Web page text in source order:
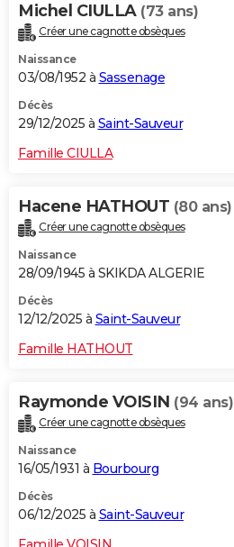
Michel CIULLA (73 ans)
Créer une cagnotte obsèques
Naissance
03/08/1952 à Sassenage
Décès
29/12/2025 à Saint-Sauveur
Famille CIULLA
Hacene HATHOUT (80 ans)
Créer une cagnotte obsèques
Naissance
28/09/1945 à SKIKDA ALGERIE
Décès
12/12/2025 à Saint-Sauveur
Famille HATHOUT
Raymonde VOISIN (94 ans)
Créer une cagnotte obsèques
Naissance
16/05/1931 à Bourbourg
Décès
06/12/2025 à Saint-Sauveur